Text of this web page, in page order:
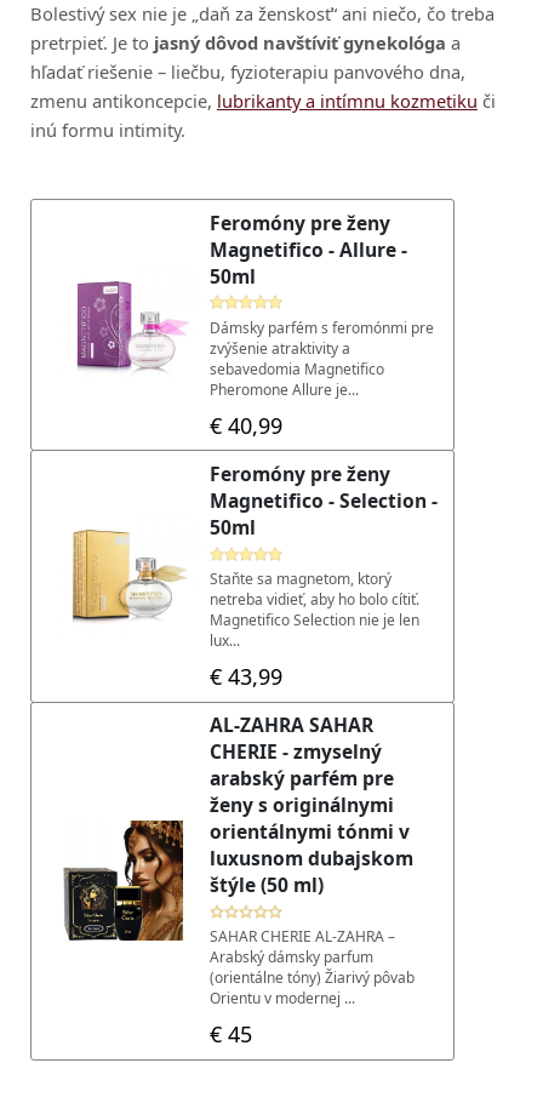
Bolestivý sex nie je „daň za ženskosť“ ani niečo, čo treba
pretrpieť. Je to jasný dôvod navštíviť gynekológa a
hľadať riešenie – liečbu, fyzioterapiu panvového dna,
zmenu antikoncepcie, lubrikanty a intímnu kozmetiku či
inú formu intimity.